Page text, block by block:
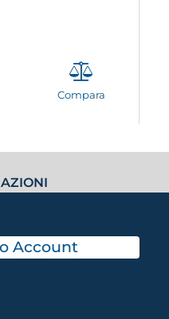
Compara
Account